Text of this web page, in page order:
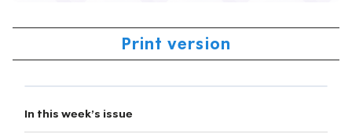
Print version
In this week's issue